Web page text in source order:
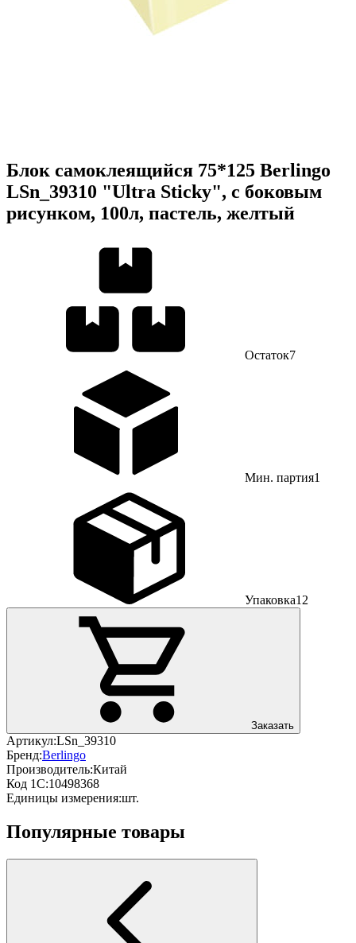
Блок самоклеящийся 75*125 Berlingo
LSn_39310 "Ultra Sticky", с боковым
рисунком, 100л, пастель, желтый
Остаток7
Мин. партия1
Упаковка12
Заказать
Артикул:LSn_39310
Бренд:Berlingo
Производитель:Китай
Код 1С:10498368
Единицы измерения:шт.
Популярные товары